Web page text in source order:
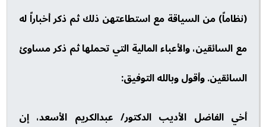
(نظاماً) من السياقة مع استطاعتهن ذلك ثم ذكر أخباراً له
مع السائقين، والأعباء المالية التي تحملها ثم ذكر مساوئ
السائقين. وأقول وبالله التوفيق:
أخي الفاضل الأديب الدكتور/ عبدالكريم الأسعد، إن